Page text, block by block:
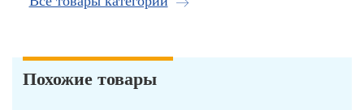
Похожие товары